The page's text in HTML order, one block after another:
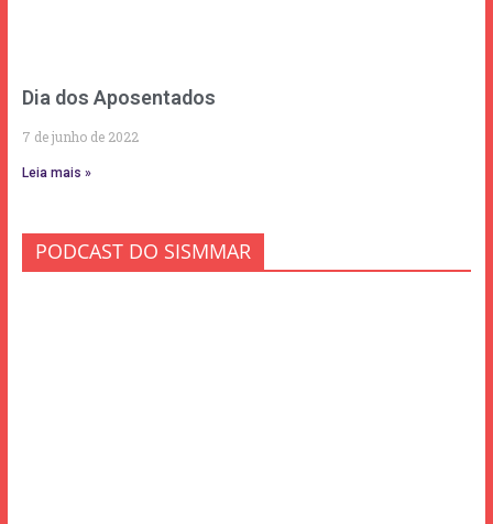
Dia dos Aposentados
7 de junho de 2022
Leia mais »
PODCAST DO SISMMAR